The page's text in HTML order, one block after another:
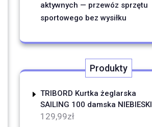
aktywnych — przewóz sprzętu
sportowego bez wysiłku
Produkty
TRIBORD Kurtka żeglarska
SAILING 100 damska NIEBIESKI
129,99zł